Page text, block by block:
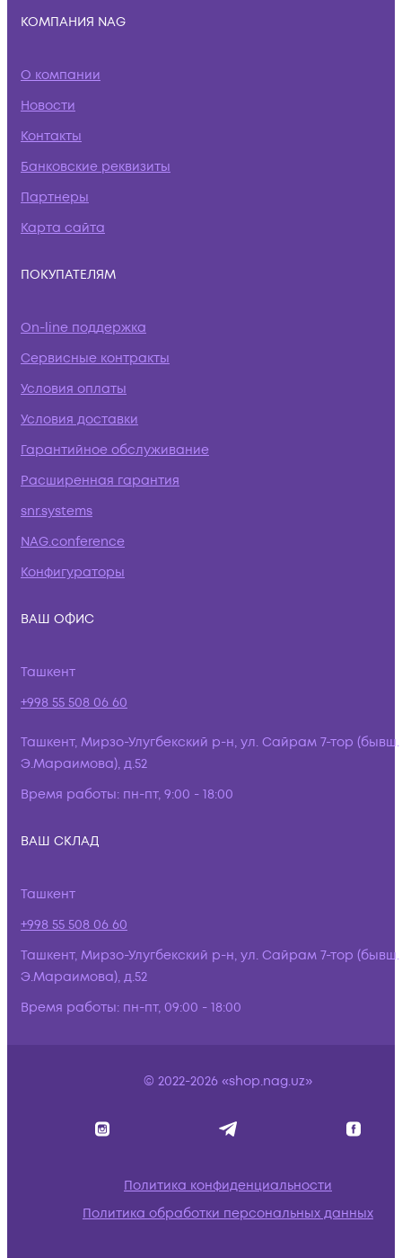
КОМПАНИЯ NAG
О компании
Новости
Контакты
Банковские реквизиты
Партнеры
Карта сайта
ПОКУПАТЕЛЯМ
On-line поддержка
Сервисные контракты
Условия оплаты
Условия доставки
Гарантийное обслуживание
Расширенная гарантия
snr.systems
NAG.conference
Конфигураторы
ВАШ ОФИС
Ташкент
+998 55 508 06 60
Ташкент, Мирзо-Улугбекский р-н, ул. Сайрам 7-тор (бывш.
Э.Мараимова), д.52
Время работы: пн-пт, 9:00 - 18:00
ВАШ СКЛАД
Ташкент
+998 55 508 06 60
Ташкент, Мирзо-Улугбекский р-н, ул. Сайрам 7-тор (бывш.
Э.Мараимова), д.52
Время работы: пн-пт, 09:00 - 18:00
© 2022-2026 «shop.nag.uz»
Политика конфиденциальности
Политика обработки персональных данных